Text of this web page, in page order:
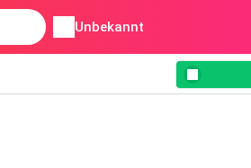
Unbekannt